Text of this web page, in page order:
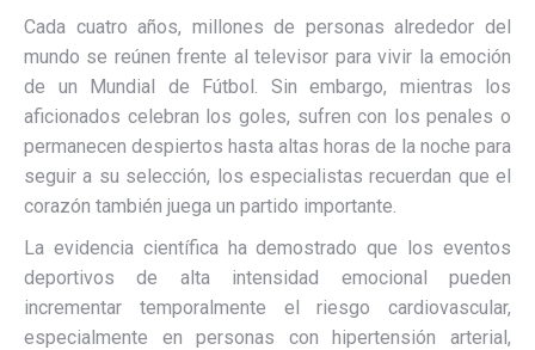
Cada cuatro años, millones de personas alrededor del
mundo se reúnen frente al televisor para vivir la emoción
de un Mundial de Fútbol. Sin embargo, mientras los
aficionados celebran los goles, sufren con los penales o
permanecen despiertos hasta altas horas de la noche para
seguir a su selección, los especialistas recuerdan que el
corazón también juega un partido importante.
La evidencia científica ha demostrado que los eventos
deportivos de alta intensidad emocional pueden
incrementar temporalmente el riesgo cardiovascular,
especialmente en personas con hipertensión arterial,